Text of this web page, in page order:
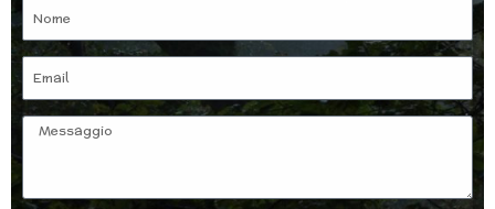
Nome
Email
Messaggio